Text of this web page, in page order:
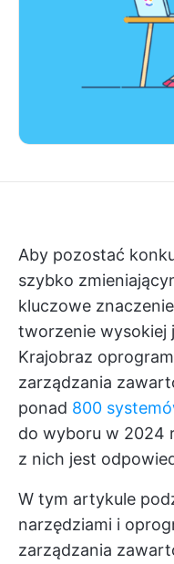
Aby pozostać
szybko
kluczowe
tworzenie wysokiej
Krajobraz
zarządzania
ponad 800
do wyboru w 2024
z nich jest
W tym artykule
narzędziami i
zarządzania